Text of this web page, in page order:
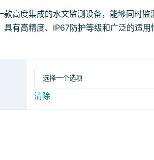
高度集成的水文监测设备，能够同时监
具有高精度、IP67防护等级和广泛的适
清除